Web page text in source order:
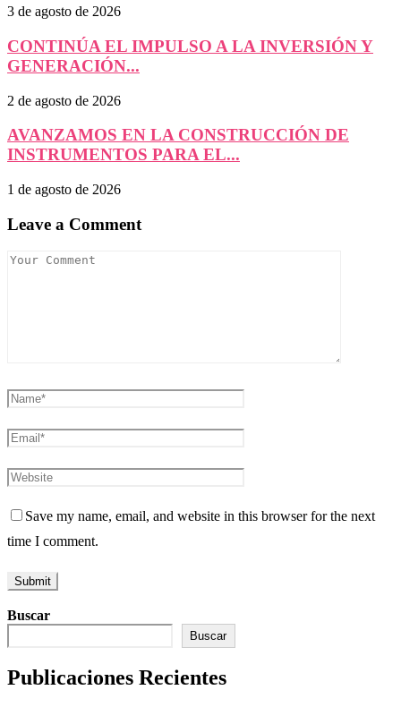
3 de agosto de 2026
CONTINÚA EL IMPULSO A LA INVERSIÓN Y
GENERACIÓN...
2 de agosto de 2026
AVANZAMOS EN LA CONSTRUCCIÓN DE
INSTRUMENTOS PARA EL...
1 de agosto de 2026
Leave a Comment
Save my name, email, and website in this browser for the next
time I comment.
Buscar
Buscar
Publicaciones Recientes